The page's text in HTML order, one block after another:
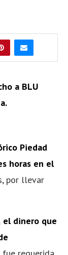
a BLU
Piedad
horas en el
por llevar
el dinero que